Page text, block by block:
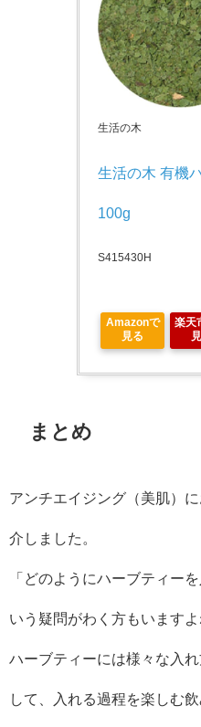
生活の木
生活の木 有機
100g
S415430H
Amazonで
見る
楽天
まとめ
アンチエイジング（美肌）
介しました。
「どのようにハーブティー
いう疑問がわく方もいますよ
ハーブティーには様々な入
して、入れる過程を楽しむ